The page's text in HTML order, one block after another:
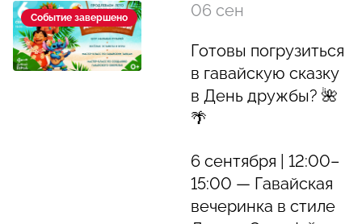
Событие завершено 06 сен
Готовы погрузиться
в гавайскую сказку
в День дружбы? 🌺
🌴
6 сентября | 12:00–
15:00 — Гавайская
вечеринка в стиле